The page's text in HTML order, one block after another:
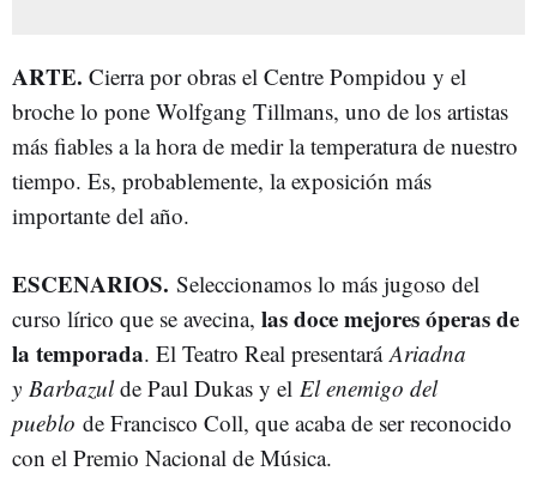
ARTE. Cierra por obras el Centre Pompidou y el
broche lo pone Wolfgang Tillmans, uno de los artistas
más fiables a la hora de medir la temperatura de nuestro
tiempo. Es, probablemente, la exposición más
importante del año.
ESCENARIOS. Seleccionamos lo más jugoso del
curso lírico que se avecina, las doce mejores óperas de
la temporada. El Teatro Real presentará Ariadna
y Barbazulde Paul Dukas y el El enemigo del
pueblo de Francisco Coll, que acaba de ser reconocido
con el Premio Nacional de Música.